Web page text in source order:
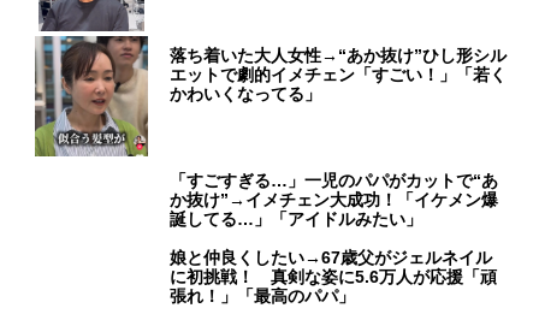
落ち着いた大人女性→“あか抜け”ひし形シル
エットで劇的イメチェン「すごい！」「若く
かわいくなってる」
「すごすぎる…」一児のパパがカットで“あ
か抜け”→イメチェン大成功！「イケメン爆
誕してる…」「アイドルみたい」
娘と仲良くしたい→67歳父がジェルネイル
に初挑戦！ 真剣な姿に5.6万人が応援「頑
張れ！」「最高のパパ」